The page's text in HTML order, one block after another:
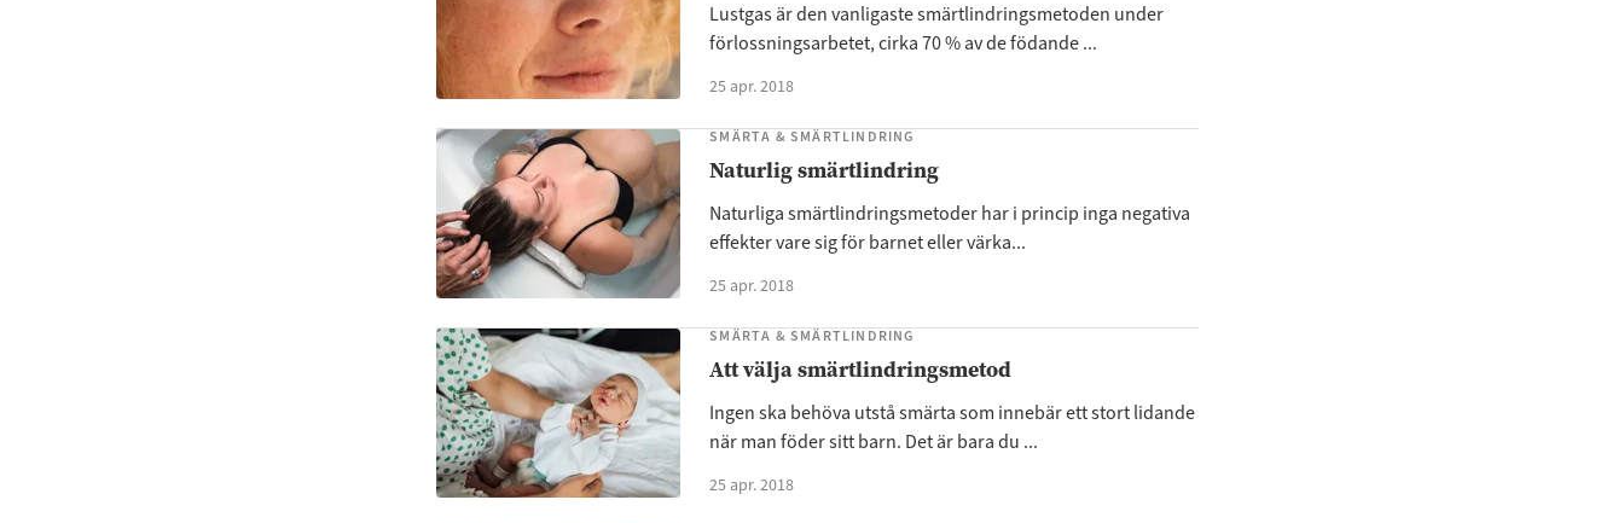
Lustgas är den vanligaste smärtlindringsmetoden under
förlossningsarbetet, cirka 70 % av de födande ...
25 apr. 2018
SMÄRTA & SMÄRTLINDRING
Naturlig smärtlindring
Naturliga smärtlindringsmetoder har i princip inga negativa
effekter vare sig för barnet eller värka...
25 apr. 2018
SMÄRTA & SMÄRTLINDRING
Att välja smärtlindringsmetod
Ingen ska behöva utstå smärta som innebär ett stort lidande
när man föder sitt barn. Det är bara du ...
25 apr. 2018